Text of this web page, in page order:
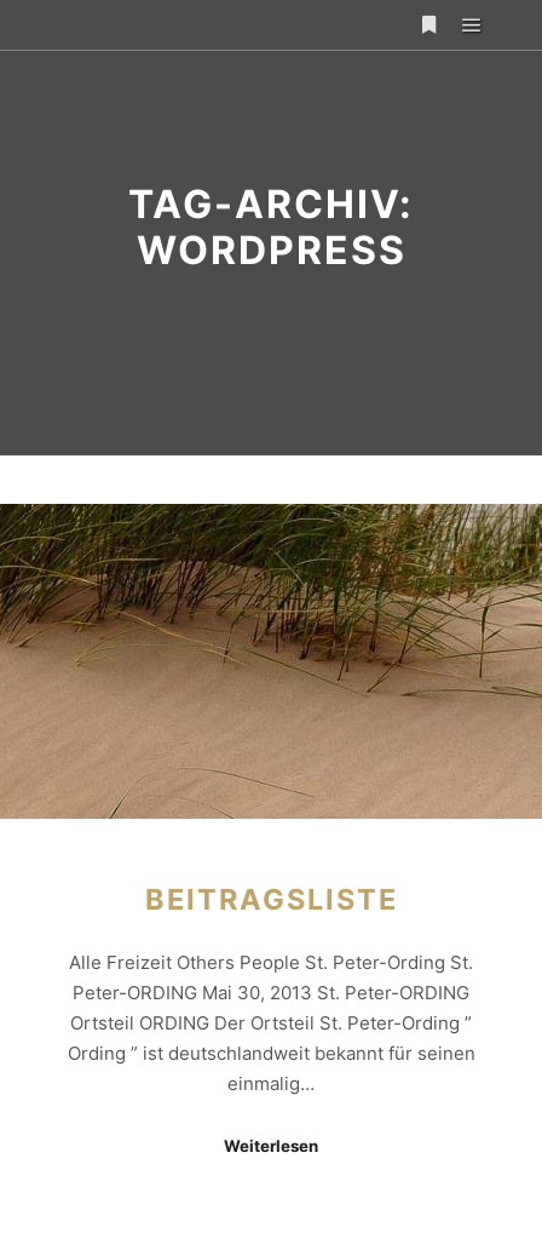
TAG-ARCHIV:
WORDPRESS
BEITRAGSLISTE
Alle Freizeit Others People St. Peter-Ording St.
Peter-ORDING Mai 30, 2013 St. Peter-ORDING
Ortsteil ORDING Der Ortsteil St. Peter-Ording ”
Ording ” ist deutschlandweit bekannt für seinen
einmalig…
Weiterlesen